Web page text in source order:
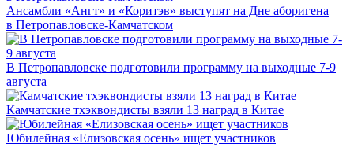
Ансамбли «Ангт» и «Коритэв» выступят на Дне аборигена
в Петропавловске-Камчатском
В Петропавловске подготовили программу на выходные 7-9
августа
Камчатские тхэквондисты взяли 13 наград в Китае
Юбилейная «Елизовская осень» ищет участников